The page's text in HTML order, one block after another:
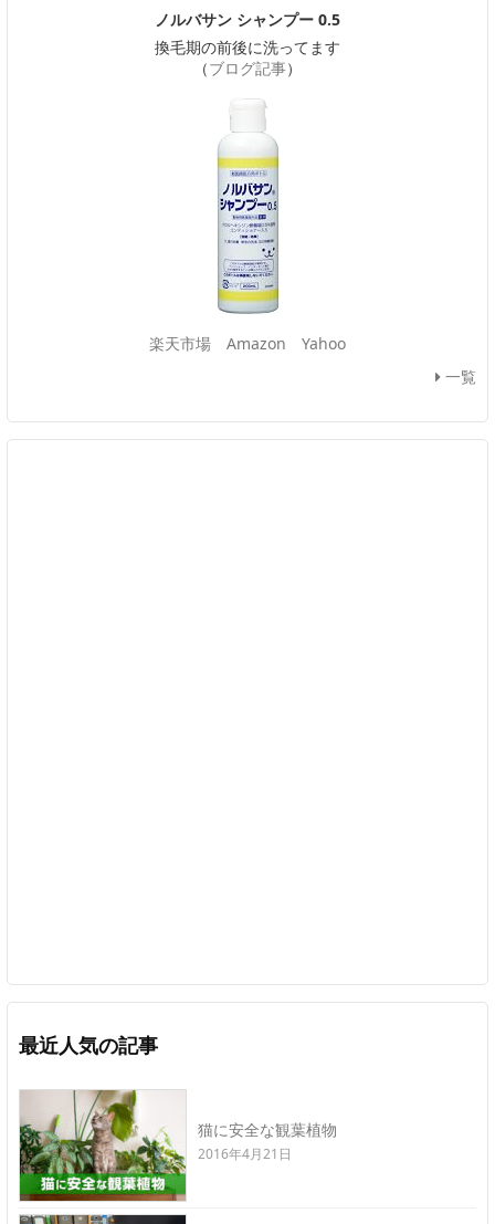
ノルバサン シャンプー 0.5
換毛期の前後に洗ってます
（ブログ記事）
楽天市場 Amazon
Yahoo
一覧
最近人気の記事
猫に安全な観葉植物
2016年4月21日